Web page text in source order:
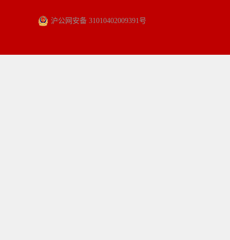
沪公网安备 31010402009391号